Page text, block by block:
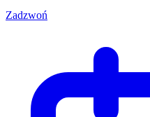
Zadzwoń